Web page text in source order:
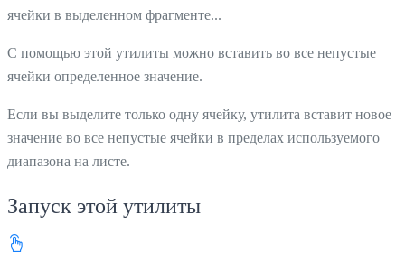
ячейки в выделенном фрагменте...
С помощью этой утилиты можно вставить во все непустые
ячейки определенное значение.
Если вы выделите только одну ячейку, утилита вставит новое
значение во все непустые ячейки в пределах используемого
диапазона на листе.
Запуск этой утилиты